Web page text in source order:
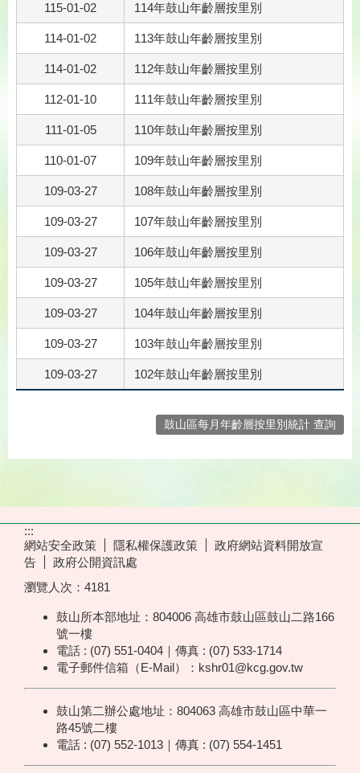
115-01-02 114年鼓山年齡層按里別
114-01-02 113年鼓山年齡層按里別
114-01-02 112年鼓山年齡層按里別
112-01-10 111年鼓山年齡層按里別
111-01-05 110年鼓山年齡層按里別
110-01-07 109年鼓山年齡層按里別
109-03-27 108年鼓山年齡層按里別
109-03-27 107年鼓山年齡層按里別
109-03-27 106年鼓山年齡層按里別
109-03-27 105年鼓山年齡層按里別
109-03-27 104年鼓山年齡層按里別
109-03-27 103年鼓山年齡層按里別
109-03-27 102年鼓山年齡層按里別
鼓山區每月年齡層按里別統計 查詢
:::
網站安全政策
隱私權保護政策
政府網站資料開放宣
告
政府公開資訊處
瀏覽人次： 4181
鼓山所本部地址：804006 高雄市鼓山區鼓山二路166
號一樓
電話 : (07) 551-0404｜傳真 : (07) 533-1714
電子郵件信箱（E-Mail）：kshr01@kcg.gov.tw
鼓山第二辦公處地址：804063 高雄市鼓山區中華一
路45號二樓
電話 : (07) 552-1013｜傳真 : (07) 554-1451